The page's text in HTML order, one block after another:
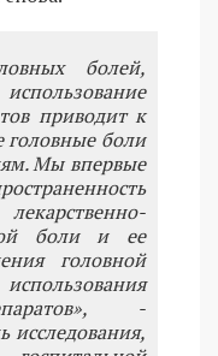
болей,
приводит к
боли
Мы впервые
боли и ее
головной
-
исследования,